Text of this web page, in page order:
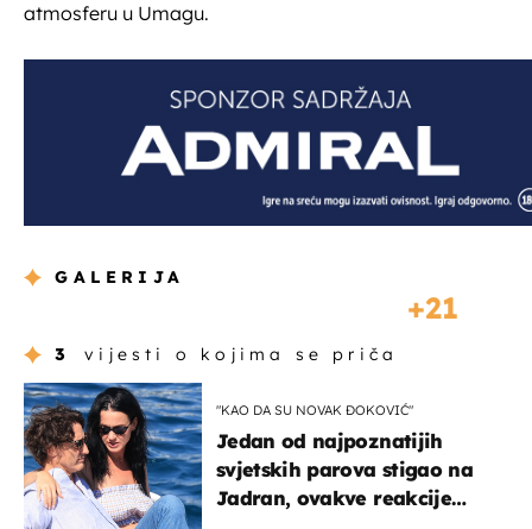
atmosferu u Umagu.
GALERIJA
21
3 vijesti o kojima se priča
"KAO DA SU NOVAK ĐOKOVIĆ"
Jedan od najpoznatijih
svjetskih parova stigao na
Jadran, ovakve reakcije